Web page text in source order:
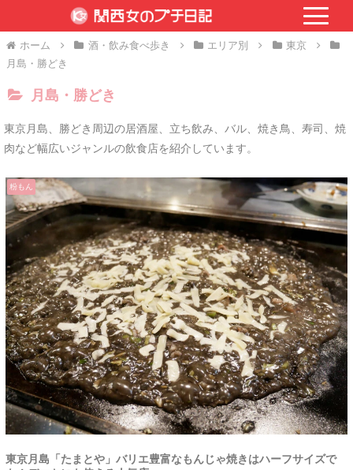
ホーム 酒・飲み食べ歩き エリア別
東京
月島・勝どき
月島・勝どき
東京月島、勝どき周辺の居酒屋、立ち飲み、バル、焼き鳥、寿司、焼
肉など幅広いジャンルの飲食店を紹介しています。
粉もん
東京月島「たまとや」バリエ豊富なもんじゃ焼きはハーフサイズで